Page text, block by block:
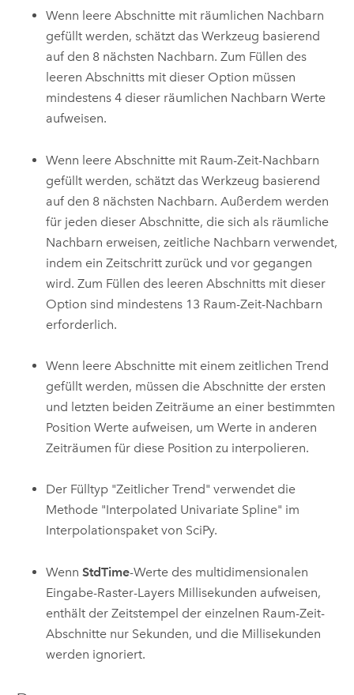
Wenn leere Abschnitte mit räumlichen Nachbarn
gefüllt werden, schätzt das Werkzeug basierend
auf den 8 nächsten Nachbarn. Zum Füllen des
leeren Abschnitts mit dieser Option müssen
mindestens 4 dieser räumlichen Nachbarn Werte
aufweisen.
Wenn leere Abschnitte mit Raum-Zeit-Nachbarn
gefüllt werden, schätzt das Werkzeug basierend
auf den 8 nächsten Nachbarn. Außerdem werden
für jeden dieser Abschnitte, die sich als räumliche
Nachbarn erweisen, zeitliche Nachbarn verwendet,
indem ein Zeitschritt zurück und vor gegangen
wird. Zum Füllen des leeren Abschnitts mit dieser
Option sind mindestens 13 Raum-Zeit-Nachbarn
erforderlich.
Wenn leere Abschnitte mit einem zeitlichen Trend
gefüllt werden, müssen die Abschnitte der ersten
und letzten beiden Zeiträume an einer bestimmten
Position Werte aufweisen, um Werte in anderen
Zeiträumen für diese Position zu interpolieren.
Der Fülltyp "Zeitlicher Trend" verwendet die
Methode "Interpolated Univariate Spline" im
Interpolationspaket von SciPy.
WennStdTime-Werte des multidimensionalen
Eingabe-Raster-Layers Millisekunden aufweisen,
enthält der Zeitstempel der einzelnen Raum-Zeit-
Abschnitte nur Sekunden, und die Millisekunden
werden ignoriert.